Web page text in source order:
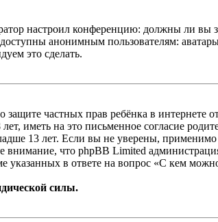
настроил конференцию: должны ли вы
анонимным пользователям:
это сделать.
частных прав ребёнка в
иметь на это письменное согласие
13 лет. Если вы не уверены,
внимание, что phpBB Limited
в ответе на вопрос «С кем
силы.